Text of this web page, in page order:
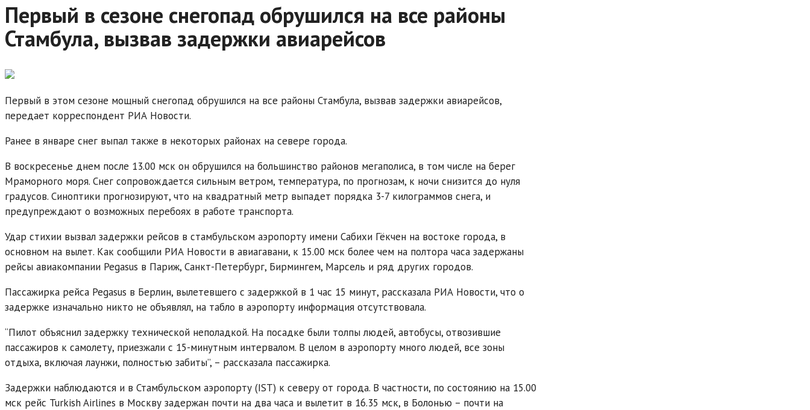
Первый в сезоне снегопад обрушился на все районы
Стамбула, вызвав задержки авиарейсов
Первый в этом сезоне мощный снегопад обрушился на все районы Стамбула, вызвав задержки авиарейсов,
передает корреспондент РИА Новости.
Ранее в январе снег выпал также в некоторых районах на севере города.
В воскресенье днем после 13.00 мск он обрушился на большинство районов мегаполиса, в том числе на берег
Мраморного моря. Снег сопровождается сильным ветром, температура, по прогнозам, к ночи снизится до нуля
градусов. Синоптики прогнозируют, что на квадратный метр выпадет порядка 3-7 килограммов снега, и
предупреждают о возможных перебоях в работе транспорта.
Удар стихии вызвал задержки рейсов в стамбульском аэропорту имени Сабихи Гёкчен на востоке города, в
основном на вылет. Как сообщили РИА Новости в авиагавани, к 15.00 мск более чем на полтора часа задержаны
рейсы авиакомпании Pegasus в Париж, Санкт-Петербург, Бирмингем, Марсель и ряд других городов.
Пассажирка рейса Pegasus в Берлин, вылетевшего с задержкой в 1 час 15 минут, рассказала РИА Новости, что о
задержке изначально никто не объявлял, на табло в аэропорту информация отсутствовала.
“Пилот объяснил задержку технической неполадкой. На посадке были толпы людей, автобусы, отвозившие
пассажиров к самолету, приезжали с 15-минутным интервалом. В целом в аэропорту много людей, все зоны
отдыха, включая лаунжи, полностью забиты”, – рассказала пассажирка.
Задержки наблюдаются и в Стамбульском аэропорту (IST) к северу от города. В частности, по состоянию на 15.00
мск рейс Turkish Airlines в Москву задержан почти на два часа и вылетит в 16.35 мск, в Болонью – почти на